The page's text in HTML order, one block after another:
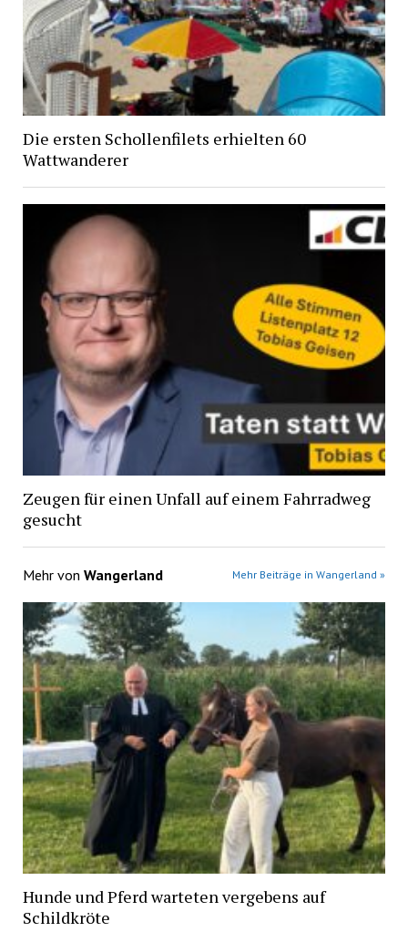
Die ersten Schollenfilets erhielten 60
Wattwanderer
Zeugen für einen Unfall auf einem Fahrradweg
gesucht
Mehr von Wangerland Mehr Beiträge in Wangerland »
Hunde und Pferd warteten vergebens auf
Schildkröte